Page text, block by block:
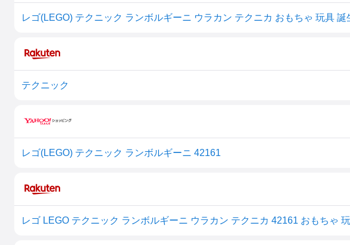
テクニック
レゴ(LEGO) テクニック ランボルギーニ 42161